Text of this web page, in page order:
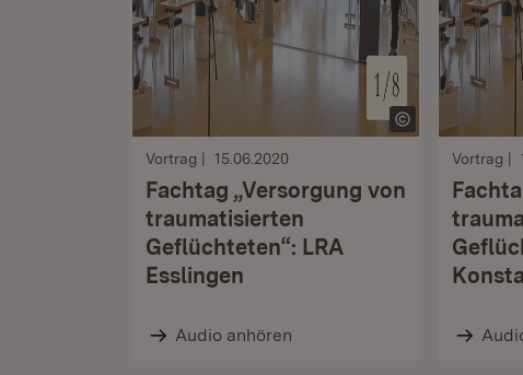
Vortrag 15.06.2020
Fachtag „Versorgung von
traumatisierten
Geflüchteten“: LRA
Esslingen
Audio anhören
Vortrag